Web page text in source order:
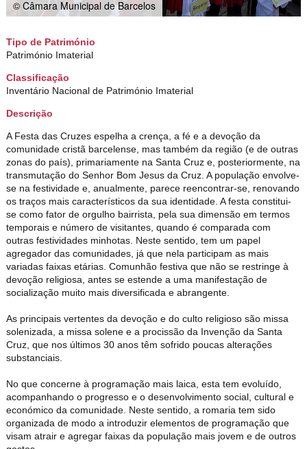
© Câmara Municipal de Barcelos
Tipo de Património
Património Imaterial
Classificação
Inventário Nacional de Património Imaterial
Descrição
A Festa das Cruzes espelha a crença, a fé e a devoção da
comunidade cristã barcelense, mas também da região (e de outras
zonas do país), primariamente na Santa Cruz e, posteriormente, na
transmutação do Senhor Bom Jesus da Cruz. A população envolve-
se na festividade e, anualmente, parece reencontrar-se, renovando
os traços mais característicos da sua identidade. A festa constitui-
se como fator de orgulho bairrista, pela sua dimensão em termos
temporais e número de visitantes, quando é comparada com
outras festividades minhotas. Neste sentido, tem um papel
agregador das comunidades, já que nela participam as mais
variadas faixas etárias. Comunhão festiva que não se restringe à
devoção religiosa, antes se estende a uma manifestação de
socialização muito mais diversificada e abrangente.
As principais vertentes da devoção e do culto religioso são missa
solenizada, a missa solene e a procissão da Invenção da Santa
Cruz, que nos últimos 30 anos têm sofrido poucas alterações
substanciais.
No que concerne à programação mais laica, esta tem evoluído,
acompanhando o progresso e o desenvolvimento social, cultural e
económico da comunidade. Neste sentido, a romaria tem sido
organizada de modo a introduzir elementos de programação que
visam atrair e agregar faixas da população mais jovem e de outros